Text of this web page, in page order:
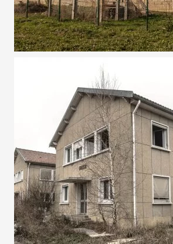
17 DÉCEMBRE 2022